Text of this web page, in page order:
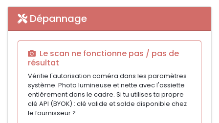
Dépannage
Le scan ne fonctionne pas / pas de
résultat
Vérifie l'autorisation caméra dans les paramètres
système. Photo lumineuse et nette avec l'assiette
entièrement dans le cadre. Si tu utilises ta propre
clé API (BYOK) : clé valide et solde disponible chez
le fournisseur ?